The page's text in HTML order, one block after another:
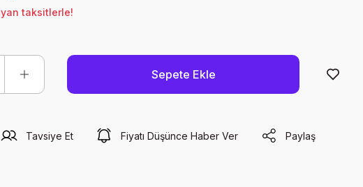
taksitlerle!
Sepete Ekle
Tavsiye Et Fiyatı Düşünce Haber Ver Paylaş